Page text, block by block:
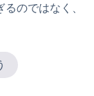
のではなく、